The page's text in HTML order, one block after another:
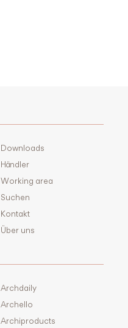
Downloads
Händler
Working area
Suchen
Kontakt
Über uns
Archdaily
Archello
Archiproducts